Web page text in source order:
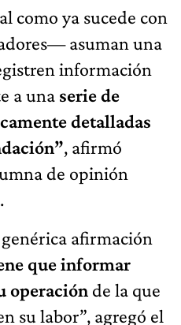
como ya sucede con
asuman una
información
a una serie de
detalladas
, afirmó
de opinión
afirmación
que informar
operación de la que
su labor”, agregó el